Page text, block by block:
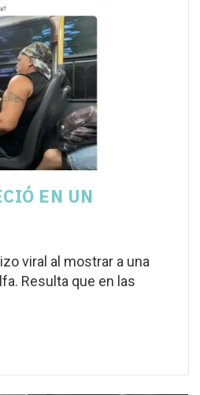
EN UN
viral al mostrar a una
Resulta que en las